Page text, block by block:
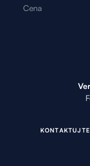
Cena
KONTAKTUJ TE